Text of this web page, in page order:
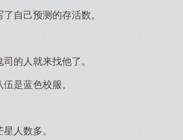
自己预测的存活数。
的人就来找他了。
是蓝色校服。
人数多。